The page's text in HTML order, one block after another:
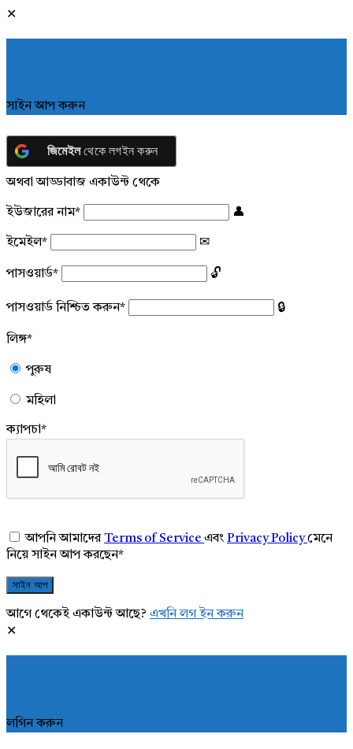
সাইন আপ করুন
জিমেইলথেকে লগইন করুন
অথবা আড্ডাবাজ একাউন্ট থেকে
ইউজারের নাম*
ইমেইল*
পাসওয়ার্ড*
পাসওয়ার্ড নিশ্চিত করুন*
লিঙ্গ*
পুরুষ
মহিলা
ক্যাপচা*
আপনি আমাদেরTerms of Service এবং Privacy Policyমেনে
নিয়ে সাইন আপ করছেন*
আগে থেকেই একাউন্ট আছে? এখনি লগ ইন করুন
লগিন করুন